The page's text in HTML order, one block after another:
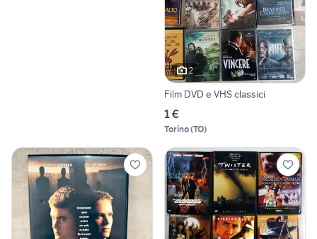
2
Film DVD e VHS classici
1 €
Torino(TO)